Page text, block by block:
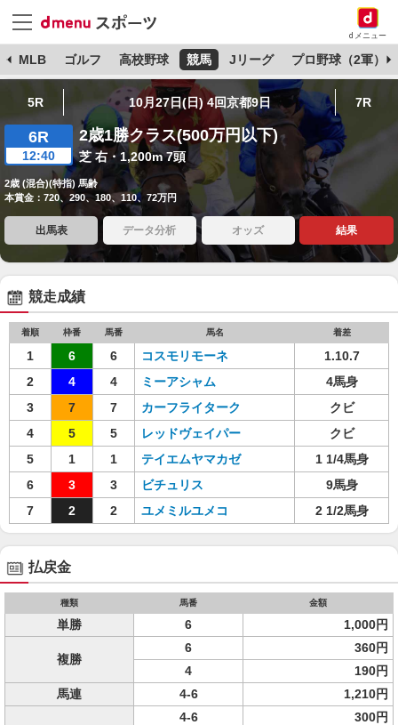
dメニュー
MLB ゴルフ 高校野球 競馬 Jリーグ プロ野球（2軍）
5R 10月27日(日) 4回京都9日 7R
6R
12:40
2歳1勝クラス(500万円以下)
芝 右・1,200m 7頭
2歳 (混合)(特指) 馬齢
本賞金：720、290、180、110、72万円
出馬表 データ分析 オッズ 結果
競走成績
着順 枠番 馬番 馬名 着差
1 6 6 コスモリモーネ
1.10.7
2
4 4 ミーアシャム
4馬身
3
7 7 カーフライターク
クビ
4
5 5 レッドヴェイパー
クビ
5
1 1 テイエムヤマカゼ
1 1/4馬身
6
3 3 ビチュリス
9馬身
7
2 2 ユメミルユメコ 2 1/2馬身
払戻金
種類 馬番 金額
単勝 6 1,000円
複勝
6
360円
4
190円
馬連
4-6 1,210円
4-6
300円